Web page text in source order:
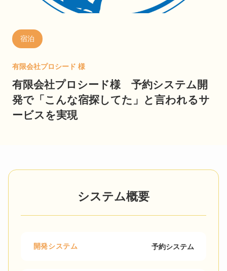
宿泊
有限会社プロシード 様
有限会社プロシード様 予約システム開
発で「こんな宿探してた」と言われるサ
ービスを実現
システム概要
開発システム 予約システム